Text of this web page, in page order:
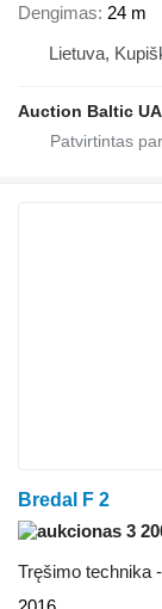
Dengimas 24 m
Lietuva,
Auction Baltic
Bredal F 2
3
Tręšimo technika